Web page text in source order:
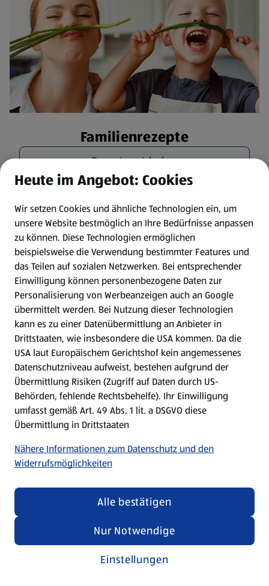
Familienrezepte
Rezepte entdecken
Kochen für Kinder
Rezepte entdecken
Heute im Angebot: Cookies
Wir setzen Cookies und ähnliche Technologien ein, um
unsere Website bestmöglich an Ihre Bedürfnisse anpassen
zu können. Diese Technologien ermöglichen
beispielsweise die Verwendung bestimmter Features und
das Teilen auf sozialen Netzwerken. Bei entsprechender
Einwilligung können personenbezogene Daten zur
Personalisierung von Werbeanzeigen auch an Google
übermittelt werden. Bei Nutzung dieser Technologien
kann es zu einer Datenübermittlung an Anbieter in
Drittstaaten, wie insbesondere die USA kommen. Da die
USA laut Europäischem Gerichtshof kein angemessenes
Datenschutzniveau aufweist, bestehen aufgrund der
Übermittlung Risiken (Zugriff auf Daten durch US-
Behörden, fehlende Rechtsbehelfe). Ihr Einwilligung
umfasst gemäß Art. 49 Abs. 1 lit. a DSGVO diese
Übermittlung in Drittstaaten
Nähere Informationen zum Datenschutz und den
Widerrufsmöglichkeiten
Einstellungen
Nur Notwendige
Alle bestätigen